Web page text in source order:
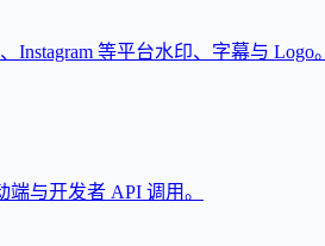
等平台水印、字幕与 Logo。
与开发者 API 调用。